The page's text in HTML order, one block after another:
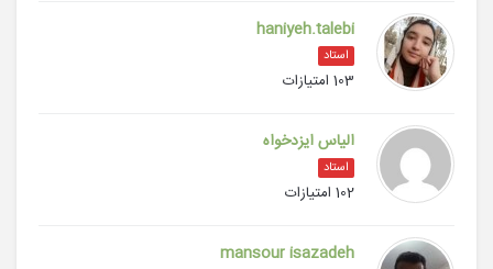
haniyeh.talebi
استاد
103 امتیازات
الیاس ایزدخواه
استاد
102 امتیازات
mansour isazadeh